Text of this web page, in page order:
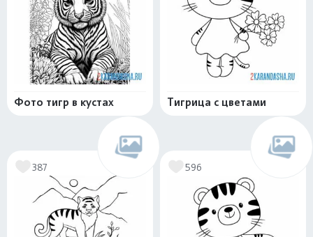
Фото тигр в кустах Тигрица с цветами
387 596